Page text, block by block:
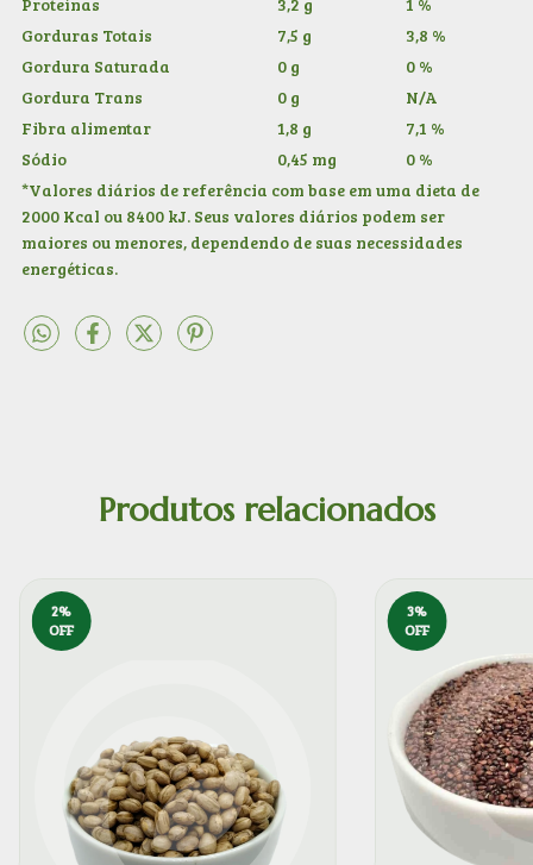
Gorduras Totais
7,5 g
3,8 %
Gordura Saturada
0 g
0 %
Gordura Trans
0 g
N/A
Fibra alimentar
1,8 g
7,1 %
Sódio
0,45 mg
0 %
*Valores diários de referência com base em uma dieta de
2000 Kcal ou 8400 kJ. Seus valores diários podem ser
maiores ou menores, dependendo de suas necessidades
energéticas.
Produtos relacionados
2%
OFF
3%
OFF